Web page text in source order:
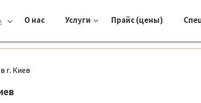
О нас Услуги Прайс (цены)
г. Киев